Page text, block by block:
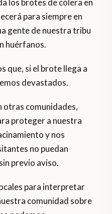
los brotes de cólera en
para siempre en
gente de nuestra tribu
huérfanos.
que, si el brote llega a
devastados.
otras comunidades,
proteger a nuestra
y nos
no puedan
previo aviso.
para interpretar
comunidad sobre